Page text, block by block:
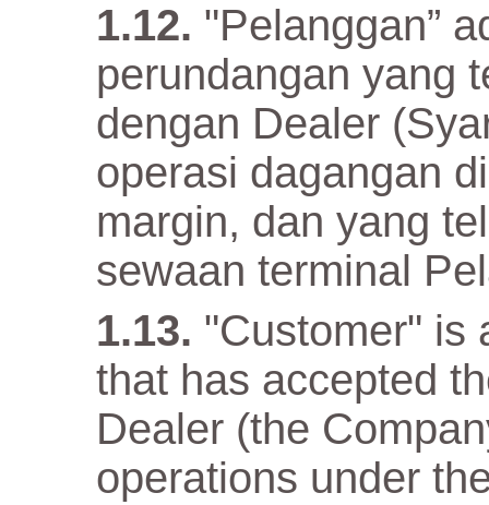
"Pelanggan”
perundangan yang
dengan Dealer
operasi dagangan
margin, dan yang
sewaan terminal
"Customer" is
that has accepted
Dealer (the
operations under